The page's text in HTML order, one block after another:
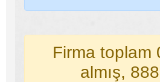
Firma toplam
almış,